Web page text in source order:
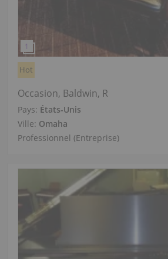
Hot
Occasion, Baldwin, R
Pays: États-Unis
Ville: Omaha
Professionnel (Entreprise)